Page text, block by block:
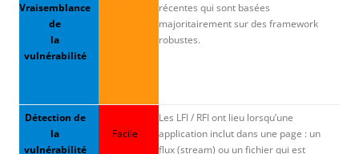
Vraisemblance
de
la
vulnérabilité
récentes qui sont basées
majoritairement sur des framework
robustes.
Détection de
la
vulnérabilité
Facile
Les LFI / RFI ont lieu lorsqu’une
application inclut dans une page : un
flux (stream) ou un fichier qui est